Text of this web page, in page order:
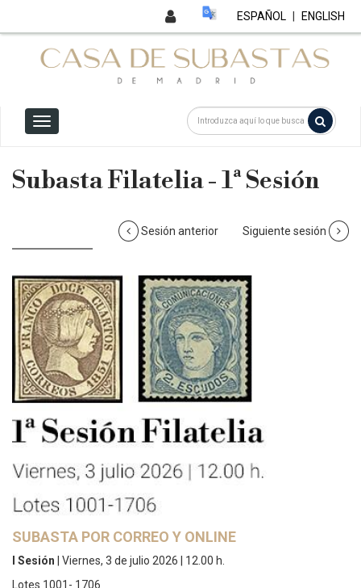
ESPAÑOL ENGLISH
Subasta Filatelia - 1ª Sesión
Sesión anterior Siguiente sesión
SUBASTA POR CORREO Y ONLINE
I Sesión | Viernes, 3 de julio 2026 | 12.00 h.
Lotes 1001- 1706